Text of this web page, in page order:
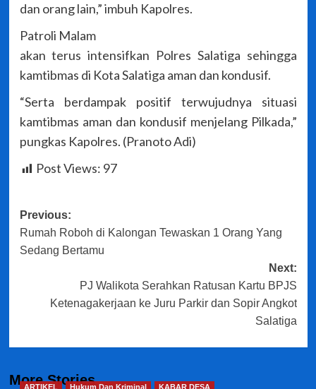
dan orang lain,” imbuh Kapolres.
Patroli Malam
akan terus intensifkan Polres Salatiga sehingga
kamtibmas di Kota Salatiga aman dan kondusif.
“Serta berdampak positif terwujudnya situasi
kamtibmas aman dan kondusif menjelang Pilkada,”
pungkas Kapolres. (Pranoto Adi)
Post Views: 97
Post
navigation
Previous:
Rumah Roboh di Kalongan Tewaskan 1 Orang Yang
Sedang Bertamu
Next:
PJ Walikota Serahkan Ratusan Kartu BPJS
Ketenagakerjaan ke Juru Parkir dan Sopir Angkot
Salatiga
More Stories
ARTIKEL Hukum Dan Kriminal KABAR DESA